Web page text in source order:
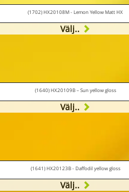
(1702) HX20108M - Lemon Yellow Matt HX
Välj..
(1640) HX20109B – Sun yellow gloss
Välj..
(1641) HX20123B - Daffodil yellow gloss
Välj..